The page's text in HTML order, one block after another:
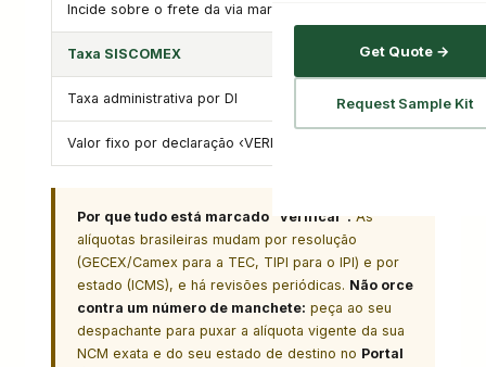
Get Quote →
Request Sample Kit
Incide sobre o frete da via marítima ‹VERIFICAR›
Taxa SISCOMEX
Taxa administrativa por DI
Valor fixo por declaração ‹VERIFICAR›
Por que tudo está marcado “verificar”. As
alíquotas brasileiras mudam por resolução
(GECEX/Camex para a TEC, TIPI para o IPI) e por
estado (ICMS), e há revisões periódicas. Não orce
contra um número de manchete: peça ao seu
despachante para puxar a alíquota vigente da sua
NCM exata e do seu estado de destino no Portal